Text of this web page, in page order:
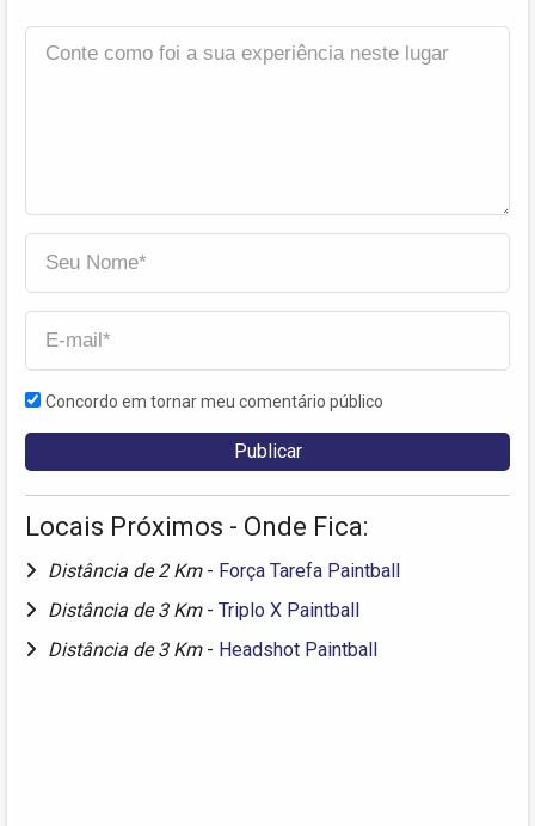
Concordo em tornar meu comentário público
Locais Próximos - Onde Fica:
Distância de 2 Km - Força Tarefa Paintball
Distância de 3 Km - Triplo X Paintball
Distância de 3 Km - Headshot Paintball